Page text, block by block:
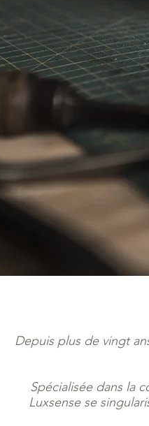
Depuis plus de vingt
Spécialisée dans la
Luxsense se